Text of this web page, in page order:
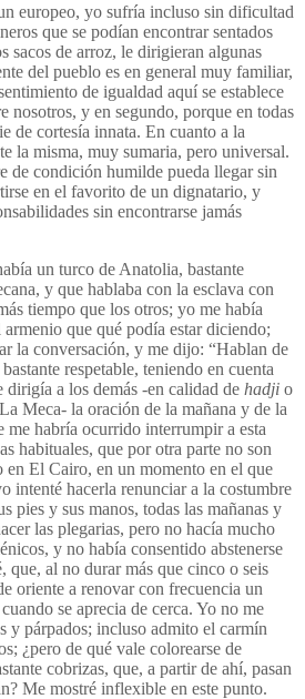
europeo, yo sufría incluso sin dificultad
que se podían encontrar sentados
sacos de arroz, le dirigieran algunas
del pueblo es en general muy familiar,
de igualdad aquí se establece
nosotros, y en segundo, porque en todas
de cortesía innata. En cuanto a la
la misma, muy sumaria, pero universal.
de condición humilde pueda llegar sin
en el favorito de un dignatario, y
sin encontrarse jamás
un turco de Anatolia, bastante
y que hablaba con la esclava con
tiempo que los otros; yo me había
que qué podía estar diciendo;
la conversación, y me dijo: “Hablan de
respetable, teniendo en cuenta
dirigía a los demás -en calidad de hadji o
Meca- la oración de la mañana y de la
me habría ocurrido interrumpir a esta
habituales, que por otra parte no son
en El Cairo, en un momento en el que
intenté hacerla renunciar a la costumbre
pies y sus manos, todas las mañanas y
las plegarias, pero no hacía mucho
y no había consentido abstenerse
que, al no durar más que cinco o seis
oriente a renovar con frecuencia un
se aprecia de cerca. Yo no me
y párpados; incluso admito el carmín
¿pero de qué vale colorearse de
cobrizas, que, a partir de ahí, pasan
Me mostré inflexible en este punto.